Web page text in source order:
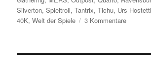
Silverton,Spieltroll,Tantrix,Tichu, Urs
40K,Welt der Spiele 3 Kommentarezu